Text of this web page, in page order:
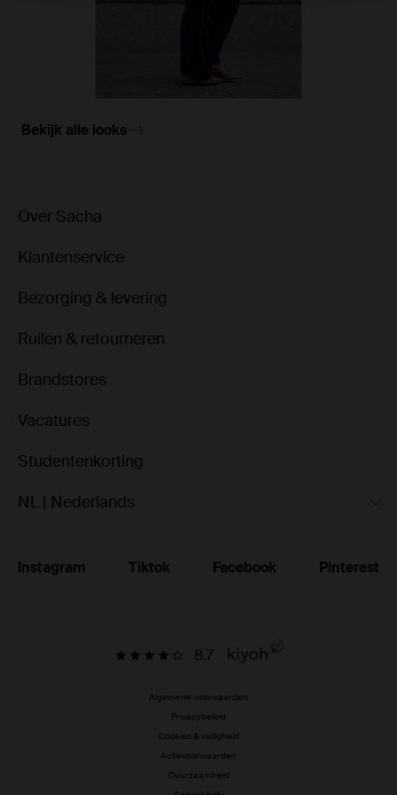
Bekijk alle looks
Over Sacha
Klantenservice
Bezorging & levering
Ruilen & retourneren
Brandstores
Vacatures
Studentenkorting
NL | Nederlands
Instagram Tiktok Facebook Pinterest
8.7
Algemene voorwaarden
Privacybeleid
Cookies & veiligheid
Actievoorwaarden
Duurzaamheid